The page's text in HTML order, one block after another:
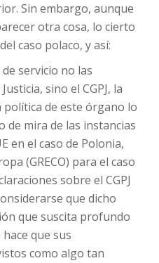
Sin embargo, aunque
otra cosa, lo cierto
caso polaco, y así:
servicio no las
sino el CGPJ, la
de este órgano lo
de mira de las instancias
en el caso de Polonia,
(GRECO) para el caso
sobre el CGPJ
que dicho
que suscita profundo
que sus
como algo tan